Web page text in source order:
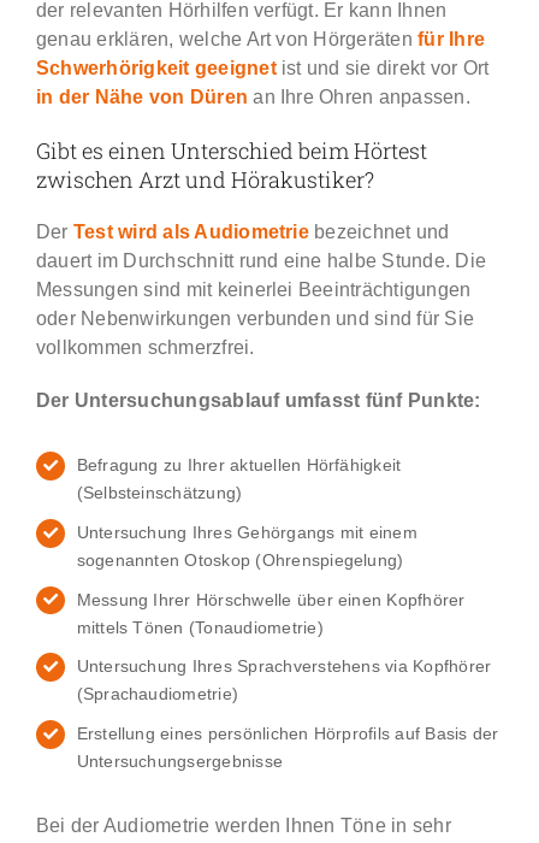
der relevanten Hörhilfen verfügt. Er kann Ihnen
genau erklären, welche Art von Hörgerätenfür Ihre
Schwerhörigkeit geeignetist und sie direkt vor Ort
in der Nähe von Düren an Ihre Ohren anpassen.
Gibt es einen Unterschied beim Hörtest
zwischen Arzt und Hörakustiker?
Der Test wird als Audiometriebezeichnet und
dauert im Durchschnitt rund eine halbe Stunde. Die
Messungen sind mit keinerlei Beeinträchtigungen
oder Nebenwirkungen verbunden und sind für Sie
vollkommen schmerzfrei.
Der Untersuchungsablauf umfasst fünf Punkte:
Befragung zu Ihrer aktuellen Hörfähigkeit
(Selbsteinschätzung)
Untersuchung Ihres Gehörgangs mit einem
sogenannten Otoskop (Ohrenspiegelung)
Messung Ihrer Hörschwelle über einen Kopfhörer
mittels Tönen (Tonaudiometrie)
Untersuchung Ihres Sprachverstehens via Kopfhörer
(Sprachaudiometrie)
Erstellung eines persönlichen Hörprofils auf Basis der
Untersuchungsergebnisse
Bei der Audiometrie werden Ihnen Töne in sehr